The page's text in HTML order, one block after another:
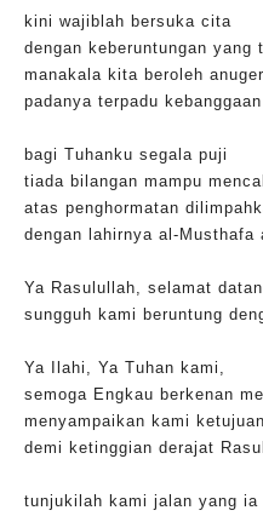
kini wajiblah bersuka cita
dengan keberuntungan
manakala kita beroleh
padanya terpadu
bagi Tuhanku segala puji
tiada bilangan mampu
atas penghormatan
dengan lahirnya al-Musthafa
Ya Rasulullah, selamat
sungguh kami beruntung
Ya Ilahi, Ya Tuhan kami,
semoga Engkau berkenan
menyampaikan kami
demi ketinggian derajat
tunjukilah kami jalan yang ia